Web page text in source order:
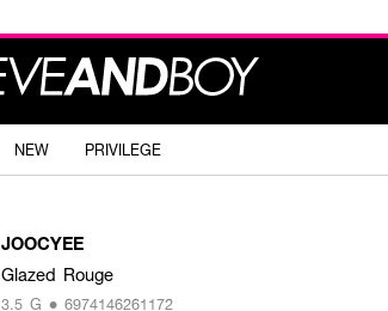
NEW PRIVILEGE
JOOCYEE
Glazed Rouge
3.5 G • 6974146261172